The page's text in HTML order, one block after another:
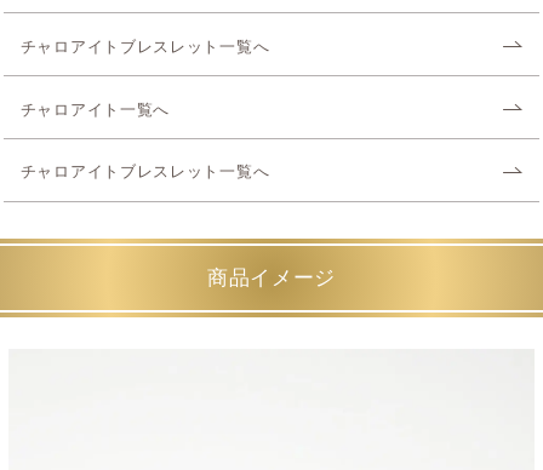
チャロアイトブレスレット一覧へ
チャロアイト一覧へ
チャロアイトブレスレット一覧へ
商品イメージ